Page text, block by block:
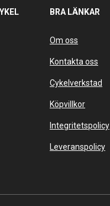
BRA LÄNKAR
Om oss
Kontakta oss
Cykelverkstad
Köpvillkor
Integritetspolicy
Leveranspolicy